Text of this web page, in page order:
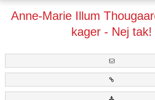
Anne-Marie Illum
kager - Nej tak!